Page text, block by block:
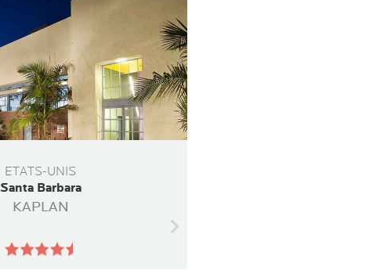
ETATS-UNIS
Santa Barbara
KAPLAN